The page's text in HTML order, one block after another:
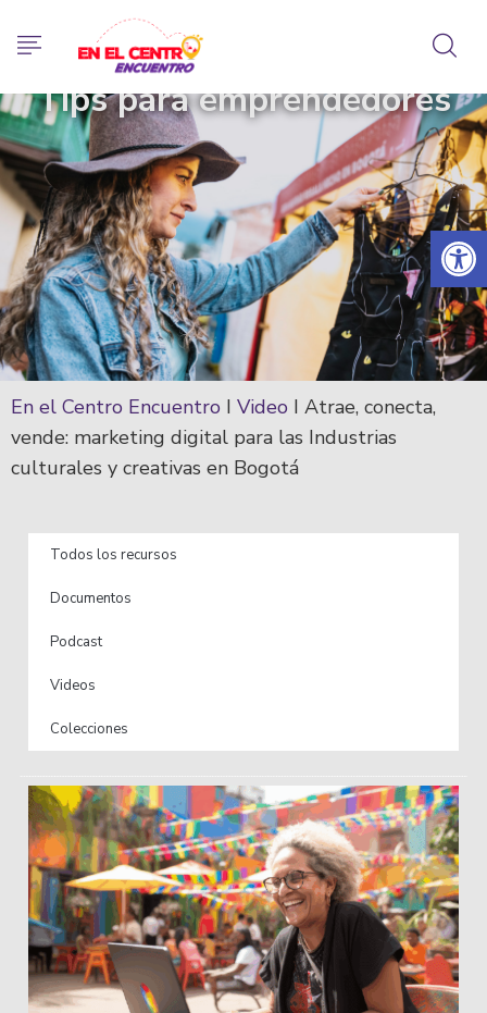
Abrir
Tips para emprendedores
En el Centro Encuentro I Video I Atrae, conecta,
vende: marketing digital para las Industrias
culturales y creativas en Bogotá
Todos los recursos
Documentos
Podcast
Videos
Colecciones